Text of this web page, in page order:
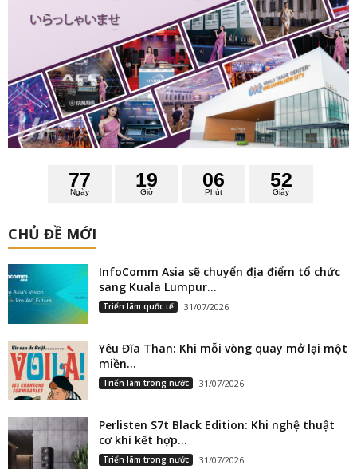
Ngày
77
Giờ
19
Phút
06
Giây
50
1
CHỦ ĐỀ MỚI
InfoComm Asia sẽ chuyển địa điểm tổ chức
sang Kuala Lumpur...
Triển lãm quốc tế 31/07/2026
Yêu Đĩa Than: Khi mỗi vòng quay mở lại một
miền...
Triển lãm trong nước 31/07/2026
Perlisten S7t Black Edition: Khi nghệ thuật
cơ khí kết hợp...
Triển lãm trong nước 31/07/2026